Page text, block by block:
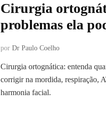
Cirurgia
problemas ela
por Dr Paulo Coelho
Cirurgia ortognática: entenda
corrigir na mordida, respiração,
harmonia facial.